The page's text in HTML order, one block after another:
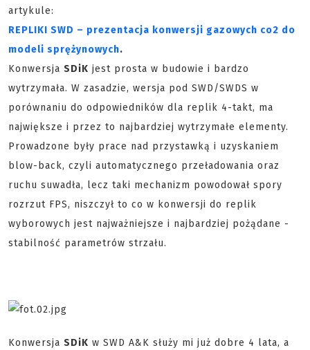
artykule:
REPLIKI SWD – prezentacja konwersji gazowych co2 do
modeli sprężynowych.
Konwersja SDiK jest prosta w budowie i bardzo
wytrzymała. W zasadzie, wersja pod SWD/SWDS w
porównaniu do odpowiedników dla replik 4-takt, ma
największe i przez to najbardziej wytrzymałe elementy.
Prowadzone były prace nad przystawką i uzyskaniem
blow-back, czyli automatycznego przeładowania oraz
ruchu suwadła, lecz taki mechanizm powodował spory
rozrzut FPS, niszczył to co w konwersji do replik
wyborowych jest najważniejsze i najbardziej pożądane -
stabilność parametrów strzału.
Konwersja SDiK w SWD A&K służy mi już dobre 4 lata, a